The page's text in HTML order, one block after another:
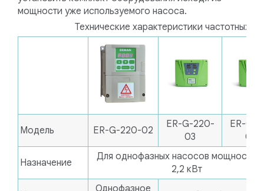
мощности уже используемого насоса.
Технические характеристики частотных
Модель ER-G-220-02
ER-G-220-
03
ER-G-
03К
Назначение
Для однофазных насосов
2,2 кВт
Однофазное